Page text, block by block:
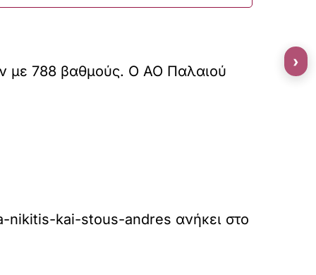
με 788 βαθμούς. Ο ΑΟ Παλαιού
nikitis-kai-stous-andres ανήκει στο
›